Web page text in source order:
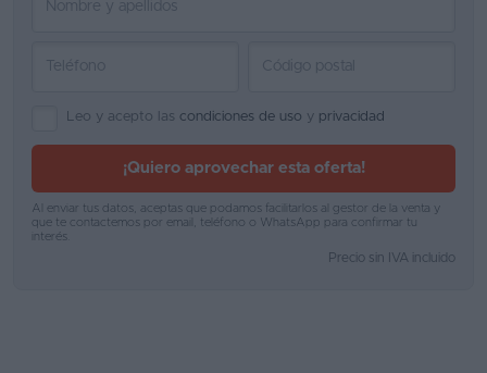
Leo y acepto las condiciones de uso y privacidad
¡Quiero aprovechar esta oferta!
Al enviar tus datos, aceptas que podamos facilitarlos al gestor de la venta y
que te contactemos por email, teléfono o WhatsApp para confirmar tu
interés.
Precio sin IVA incluido